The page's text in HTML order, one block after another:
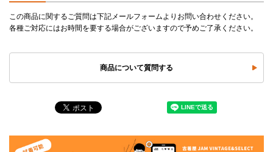
この商品に関するご質問は下記メールフォームよりお問い合わせください。
各種ご対応にはお時間を要する場合がございますので予めご了承ください。
商品について質問する